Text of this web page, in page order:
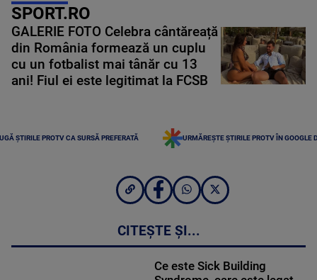
SPORT.RO
GALERIE FOTO Celebra cântăreață
din România formează un cuplu
cu un fotbalist mai tânăr cu 13
ani! Fiul ei este legitimat la FCSB
ȘTIRILE PROTV CA SURSĂ PREFERATĂ URMĂREȘTE ȘTIRILE PROTV ÎN GOOGLE
CITEȘTE ȘI...
Ce este Sick Building